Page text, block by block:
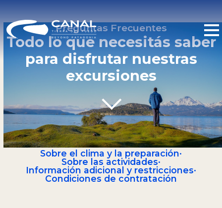
Preguntas Frecuentes
Todo lo que necesitás saber
para disfrutar nuestras
excursiones
Sobre el clima y la preparación·
Sobre las actividades·
Información adicional y restricciones·
Condiciones de contratación